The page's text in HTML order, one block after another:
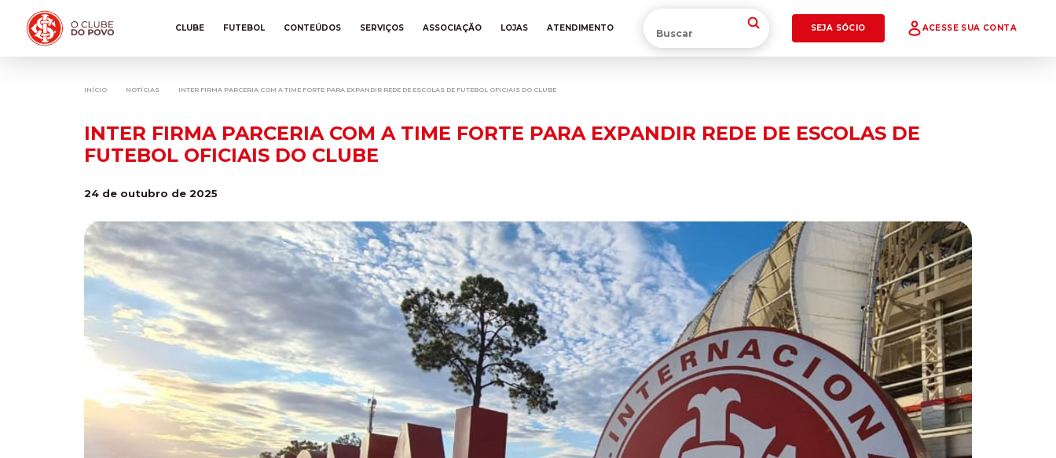
CLUBE FUTEBOL CONTEÚDOS SERVIÇOS ASSOCIAÇÃO LOJAS ATENDIMENTO SEJA SÓCIO ACESSE SUA CONTA
INÍCIO NOTÍCIAS INTER FIRMA PARCERIA COM A TIME FORTE PARA EXPANDIR REDE DE ESCOLAS DE FUTEBOL OFICIAIS DO CLUBE
INTER FIRMA PARCERIA COM A TIME FORTE PARA EXPANDIR REDE DE ESCOLAS DE
FUTEBOL OFICIAIS DO CLUBE
24 de outubro de 2025